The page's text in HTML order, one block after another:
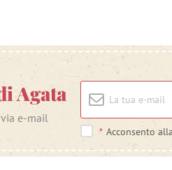
Agata
e-mail
* Acconsento alla